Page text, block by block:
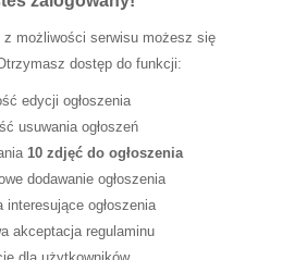
z możliwości serwisu możesz się
dostęp do funkcji:
edycji ogłoszenia
usuwania ogłoszeń
10 zdjęć do ogłoszenia
dodawanie ogłoszenia
interesujące ogłoszenia
akceptacja regulaminu